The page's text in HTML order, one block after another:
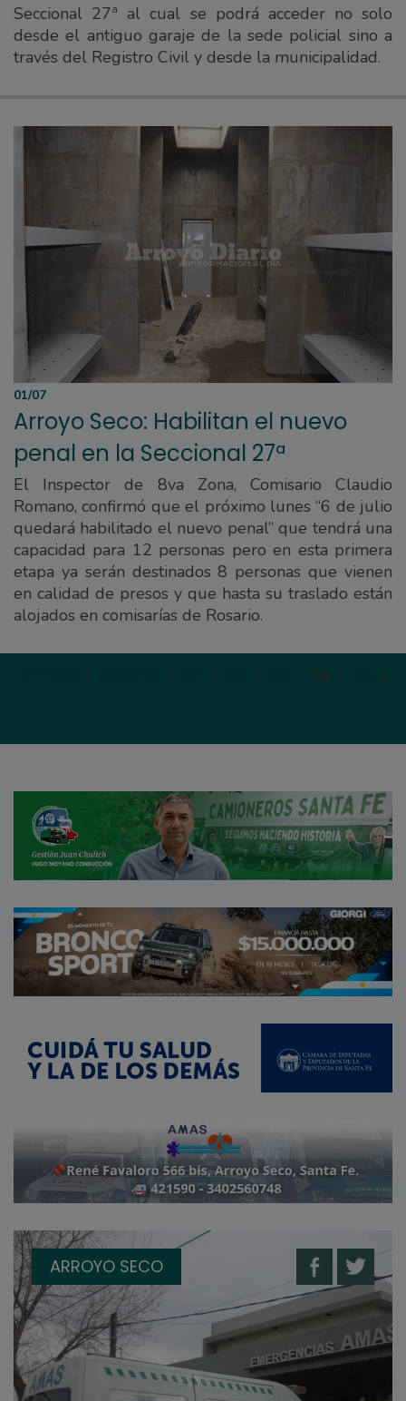
Seccional 27ª al cual se podrá acceder no solo
desde el antiguo garaje de la sede policial sino a
través del Registro Civil y desde la municipalidad.
01/07
Arroyo Seco: Habilitan el nuevo
penal en la Seccional 27ª
El Inspector de 8va Zona, Comisario Claudio
Romano, confirmó que el próximo lunes “6 de julio
quedará habilitado el nuevo penal” que tendrá una
capacidad para 12 personas pero en esta primera
etapa ya serán destinados 8 personas que vienen
en calidad de presos y que hasta su traslado están
alojados en comisarías de Rosario.
| | | | | 54 | |
ARROYO SECO